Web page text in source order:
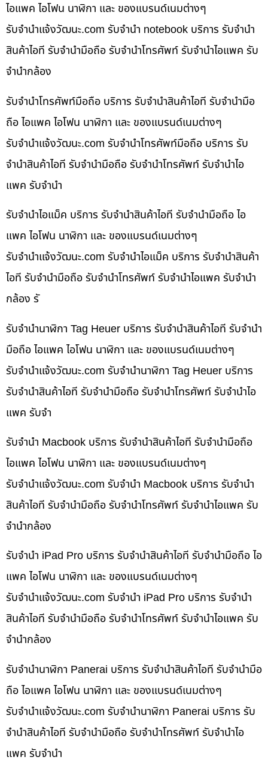
ไอแพค ไอโฟน นาฬิกา และ ของแบรนด์เนมต่างๆ
รับจํานําแจ้งวัฒนะ.com รับจำนำ notebook บริการ รับจำนำ
สินค้าไอที รับจำนำมือถือ รับจำนำโทรศัพท์ รับจำนำไอแพค รับ
จำนำกล้อง
รับจำนำโทรศัพท์มือถือ บริการ รับจำนำสินค้าไอที รับจำนำมือ
ถือ ไอแพค ไอโฟน นาฬิกา และ ของแบรนด์เนมต่างๆ
รับจํานําแจ้งวัฒนะ.com รับจำนำโทรศัพท์มือถือ บริการ รับ
จำนำสินค้าไอที รับจำนำมือถือ รับจำนำโทรศัพท์ รับจำนำไอ
แพค รับจำนำ
รับจำนำไอแม็ค บริการ รับจำนำสินค้าไอที รับจำนำมือถือ ไอ
แพค ไอโฟน นาฬิกา และ ของแบรนด์เนมต่างๆ
รับจํานําแจ้งวัฒนะ.com รับจำนำไอแม็ค บริการ รับจำนำสินค้า
ไอที รับจำนำมือถือ รับจำนำโทรศัพท์ รับจำนำไอแพค รับจำนำ
กล้อง รั
รับจำนำนาฬิกา Tag Heuer บริการ รับจำนำสินค้าไอที รับจำนำ
มือถือ ไอแพค ไอโฟน นาฬิกา และ ของแบรนด์เนมต่างๆ
รับจํานําแจ้งวัฒนะ.com รับจำนำนาฬิกา Tag Heuer บริการ
รับจำนำสินค้าไอที รับจำนำมือถือ รับจำนำโทรศัพท์ รับจำนำไอ
แพค รับจำ
รับจำนำ Macbook บริการ รับจำนำสินค้าไอที รับจำนำมือถือ
ไอแพค ไอโฟน นาฬิกา และ ของแบรนด์เนมต่างๆ
รับจํานําแจ้งวัฒนะ.com รับจำนำ Macbook บริการ รับจำนำ
สินค้าไอที รับจำนำมือถือ รับจำนำโทรศัพท์ รับจำนำไอแพค รับ
จำนำกล้อง
รับจำนำ iPad Pro บริการ รับจำนำสินค้าไอที รับจำนำมือถือ ไอ
แพค ไอโฟน นาฬิกา และ ของแบรนด์เนมต่างๆ
รับจํานําแจ้งวัฒนะ.com รับจำนำ iPad Pro บริการ รับจำนำ
สินค้าไอที รับจำนำมือถือ รับจำนำโทรศัพท์ รับจำนำไอแพค รับ
จำนำกล้อง
รับจำนำนาฬิกา Panerai บริการ รับจำนำสินค้าไอที รับจำนำมือ
ถือ ไอแพค ไอโฟน นาฬิกา และ ของแบรนด์เนมต่างๆ
รับจํานําแจ้งวัฒนะ.com รับจำนำนาฬิกา Panerai บริการ รับ
จำนำสินค้าไอที รับจำนำมือถือ รับจำนำโทรศัพท์ รับจำนำไอ
แพค รับจำนำ